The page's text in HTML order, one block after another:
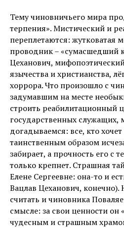
Тему чиновничьего мира
терпения». Мистический и
переплетаются: жутковатая
проводник – «сумасшедший
Цеханович,
язычества и христианства,
хоррора. Что произошло с
задумавшим на месте
строить реабилитационный
государственных служащих,
догадываемся: все, кто
таинственным образом
забирает, а прочность его с
только крепнет. Страшная
Елене Сергеевне: она-то и
Вацлав Цеханович,
считать и чиновника
смысле: за свои ценности он
чудесным и страшным